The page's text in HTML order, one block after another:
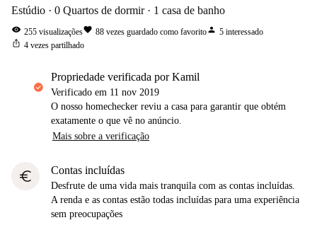
Estúdio 0 Quartos de dormir 1 casa de banho
visibility 255 visualizaçõesfavorite 88 vezes guardado como favoritoperson 5 interessado
ios_share 4 vezes partilhado
propriedade verificada por Kamil
Verificado em 11 nov 2019
O nosso homechecker reviu a casa para garantir que obtém
exatamente o que vê no anúncio.
Mais sobre a verificação
euro Contas incluídas
Desfrute de uma vida mais tranquila com as contas incluídas.
A renda e as contas estão todas incluídas para uma experiência
sem preocupações